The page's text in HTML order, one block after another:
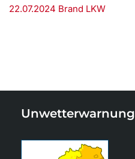
22.07.2024 Brand LKW
Unwetterwarnung